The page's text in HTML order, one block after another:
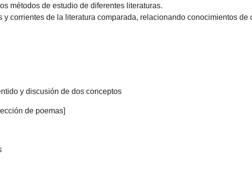
métodos de estudio de diferentes literaturas.
y corrientes de la literatura comparada, relacionando conocimientos de
y discusión de dos conceptos
de poemas]